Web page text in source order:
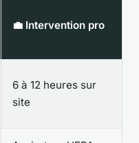
💼 Intervention pro
6 à 12 heures sur
site